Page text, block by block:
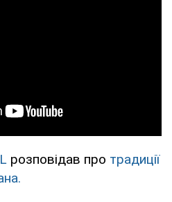
розповідав про традиції